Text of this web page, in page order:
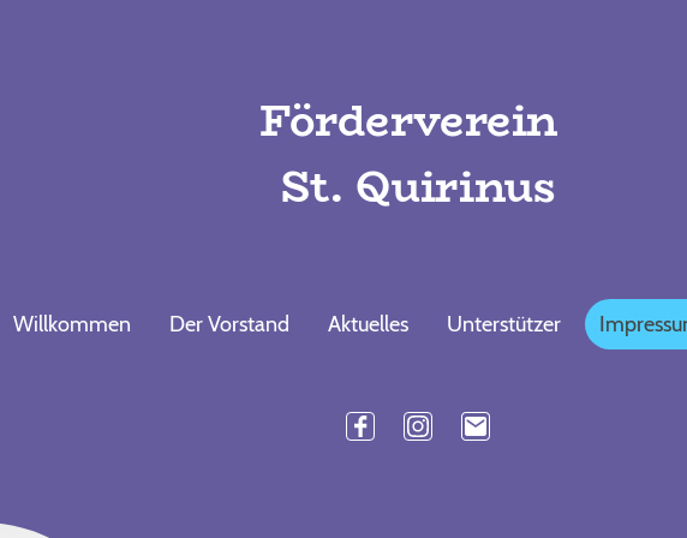
Förderverein
St. Quirinus
Willkommen Der Vorstand Aktuelles Unterstützer